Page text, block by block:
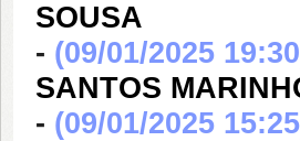
SOUSA
- (09/01/2025
SANTOS
- (09/01/2025